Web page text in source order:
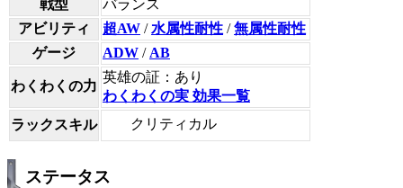
戦型
バランス
アビリティ
超AW / 水属性耐性 /無属性耐性
ゲージ
ADW / AB
わくわくの力
英雄の証：あり
わくわくの実 効果一覧
ラックスキル
クリティカル
ステータス